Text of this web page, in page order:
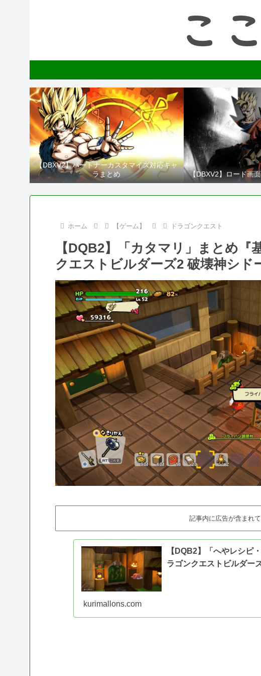
【DBXV2】パートナーカスタマイズ対応キャ
ラまとめ
【DBXV2】ロード画
ホーム 【ゲーム】 ドラゴンクエスト
【DQB2】「カタマリ」まとめ『
クエストビルダーズ2 破壊神シド
記事内に広告が含まれて
【DQB2】「へやレシピ
ラゴンクエストビルダー
kurimallons.com